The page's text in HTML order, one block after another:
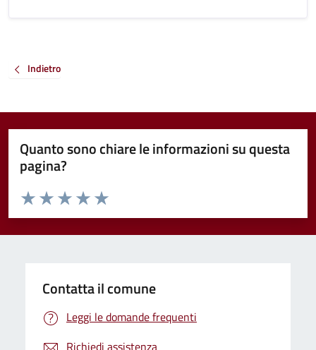
Indietro
Quanto sono chiare le informazioni su questa
pagina?
Valuta da 1 a 5 stelle la pagina
Valuta 5 stelle su 5
Valuta 4 stelle su 5
Valuta 3 stelle su 5
Valuta 2 stelle su 5
Valuta 1 stelle su 5
Contatta il comune
Leggi le domande frequenti
Richiedi assistenza